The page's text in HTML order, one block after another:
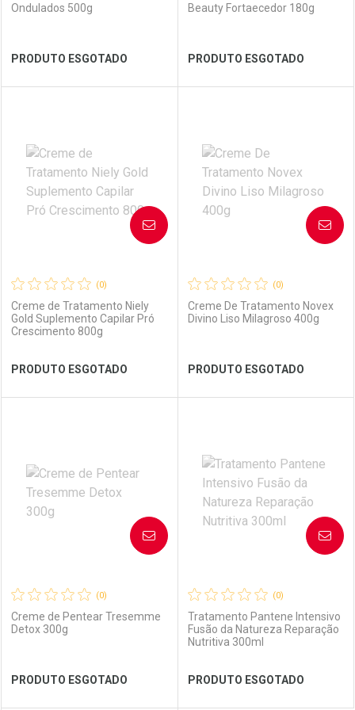
Ondulados 500g
PRODUTO ESGOTADO
Laboratório
Ver Desconto Convênio
Por Menos
Beauty Fortaecedor 180g
PRODUTO ESGOTADO
Laboratório
Ver Desconto Convênio
Por Menos
(0)
Creme de Tratamento Niely
Gold Suplemento Capilar Pró
Crescimento 800g
PRODUTO ESGOTADO
AVISE-ME
Laboratório
Ver Desconto Convênio
Por Menos
(0)
Creme De Tratamento Novex
Divino Liso Milagroso 400g
PRODUTO ESGOTADO
AVISE-ME
Laboratório
Ver Desconto Convênio
Por Menos
(0)
Creme de Pentear Tresemme
Detox 300g
PRODUTO ESGOTADO
AVISE-ME
(0)
Tratamento Pantene Intensivo
Fusão da Natureza Reparação
Nutritiva 300ml
PRODUTO ESGOTADO
AVISE-ME